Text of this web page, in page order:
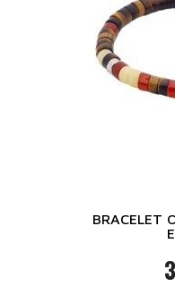
BRACELET